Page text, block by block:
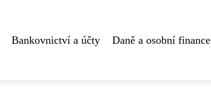
Bankovnictví a účty Daně a osobní finance